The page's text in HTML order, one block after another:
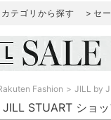
カテゴリから探す セ
Fashion JILL by
STUART ショ